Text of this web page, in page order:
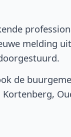
melding
de